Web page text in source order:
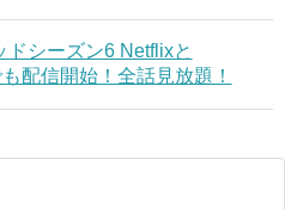
ドシーズン6 Netflixと
配信開始！全話見放題！